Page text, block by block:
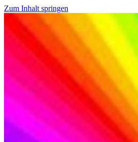
Zum Inhalt springen